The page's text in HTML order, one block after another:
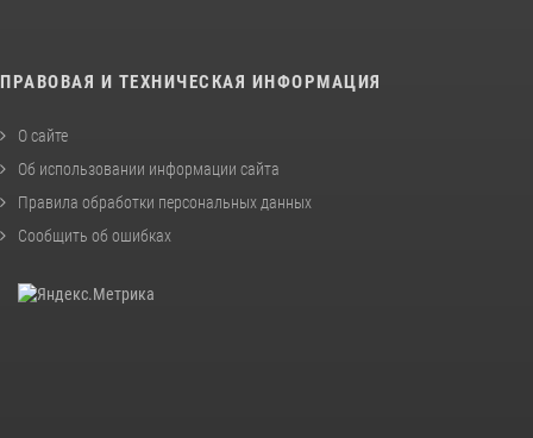
ПРАВОВАЯ И ТЕХНИЧЕСКАЯ ИНФОРМАЦИЯ
О сайте
Об использовании информации сайта
Правила обработки персональных данных
Сообщить об ошибках